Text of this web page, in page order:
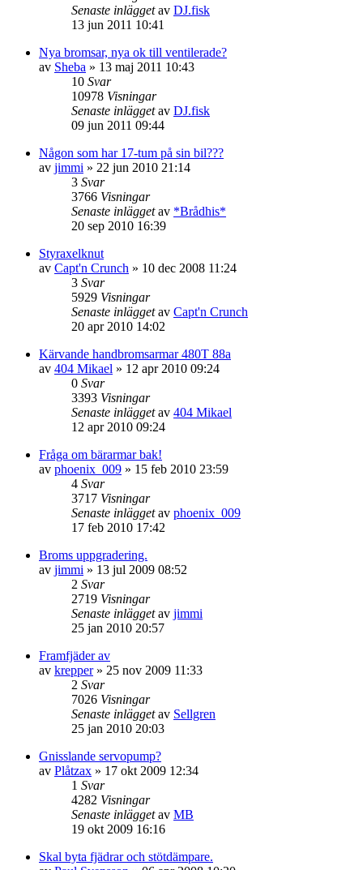
Senaste inläggetav DJ.fisk
13 jun 2011 10:41
Nya bromsar, nya ok till ventilerade?
av Sheba » 13 maj 2011 10:43
10 Svar
10978 Visningar
Senaste inläggetav DJ.fisk
09 jun 2011 09:44
Någon som har 17-tum på sin bil???
av jimmi » 22 jun 2010 21:14
3 Svar
3766 Visningar
Senaste inläggetav *Brådhis*
20 sep 2010 16:39
Styraxelknut
av Capt'n Crunch » 10 dec 2008 11:24
3 Svar
5929 Visningar
Senaste inläggetav Capt'n Crunch
20 apr 2010 14:02
Kärvande handbromsarmar 480T 88a
av 404 Mikael » 12 apr 2010 09:24
0 Svar
3393 Visningar
Senaste inläggetav 404 Mikael
12 apr 2010 09:24
Fråga om bärarmar bak!
av phoenix_009 » 15 feb 2010 23:59
4 Svar
3717 Visningar
Senaste inläggetav phoenix_009
17 feb 2010 17:42
Broms uppgradering.
av jimmi » 13 jul 2009 08:52
2 Svar
2719 Visningar
Senaste inläggetav jimmi
25 jan 2010 20:57
Framfjäder av
av krepper» 25 nov 2009 11:33
2 Svar
7026 Visningar
Senaste inläggetav Sellgren
25 jan 2010 20:03
Gnisslande servopump?
av Plåtzax » 17 okt 2009 12:34
1 Svar
4282 Visningar
Senaste inläggetav MB
19 okt 2009 16:16
Skal byta fjädrar och stötdämpare.